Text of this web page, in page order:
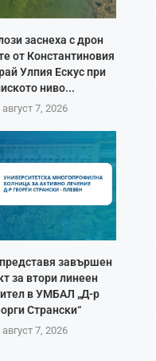
заснеха с дрон
от Константиновия
Улпия Ескус при
ниво...
август 7, 2026
завършен
за втори линеен
в УМБАЛ „Д-р
Странски“
август 7, 2026